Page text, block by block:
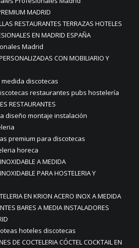
MADRID
RESTAURANTES TERRAZAS HOTELES
EN MADRID ESPAÑA
Madrid
CON MOBILIARIO Y
discotecas
restaurantes pubs hostelería
RESTAURANTES
diseño montaje instalación
premium para discotecas
horeca
A MEDIDA
PARA HOSTELERIA Y
EN KRION ACERO INOX A MEDIDA
BARES A MEDIA INSTALADORES
hoteles discotecas
DE COCTELERIA CÓCTEL COCKTAIL EN